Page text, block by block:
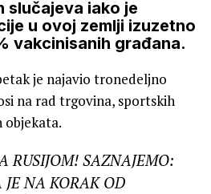
slučajeva iako je
u ovoj zemlji izuzetno
vakcinisanih građana.
je najavio tronedeljno
na rad trgovina, sportskih
objekata.
RUSIJOM! SAZNAJEMO:
JE NA KORAK OD